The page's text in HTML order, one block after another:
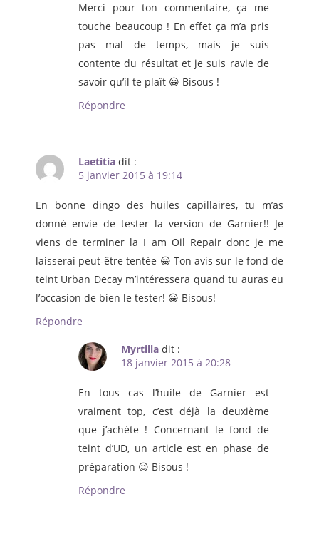
Merci pour ton commentaire, ça me
touche beaucoup ! En effet ça m’a pris
pas mal de temps, mais je suis
contente du résultat et je suis ravie de
savoir qu’il te plaît 😀 Bisous !
Répondre
Laetitia dit :
5 janvier 2015 à 19:14
En bonne dingo des huiles capillaires, tu m’as
donné envie de tester la version de Garnier!! Je
viens de terminer la I am Oil Repair donc je me
laisserai peut-être tentée 😀 Ton avis sur le fond de
teint Urban Decay m’intéressera quand tu auras eu
l’occasion de bien le tester! 😀 Bisous!
Répondre
Myrtilla dit :
18 janvier 2015 à 20:28
En tous cas l’huile de Garnier est
vraiment top, c’est déjà la deuxième
que j’achète ! Concernant le fond de
teint d’UD, un article est en phase de
préparation 😉 Bisous !
Répondre